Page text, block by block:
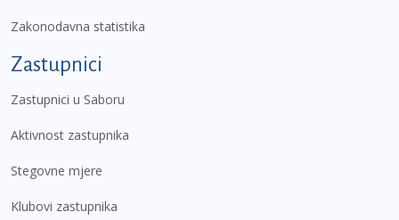
Zakonodavna statistika
Zastupnici
Zastupnici u Saboru
Aktivnost zastupnika
Stegovne mjere
Klubovi zastupnika